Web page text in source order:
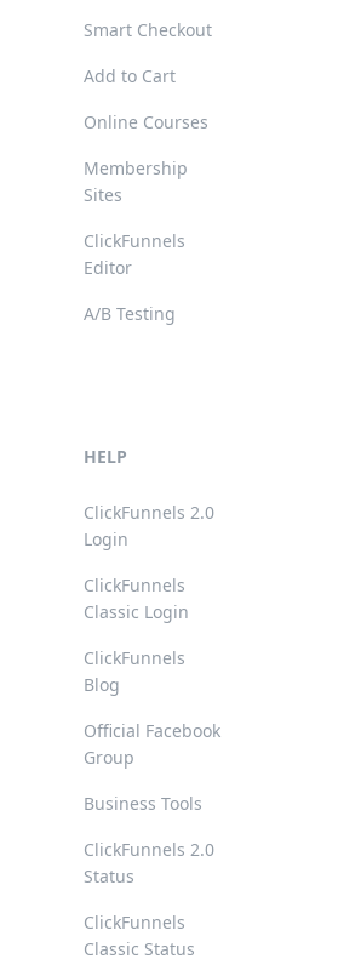
Smart Checkout
Add to Cart
Online Courses
Membership
Sites
ClickFunnels
Editor
A/B Testing
HELP
ClickFunnels 2.0
Login
ClickFunnels
Classic Login
ClickFunnels
Blog
Official Facebook
Group
Business Tools
ClickFunnels 2.0
Status
ClickFunnels
Classic Status